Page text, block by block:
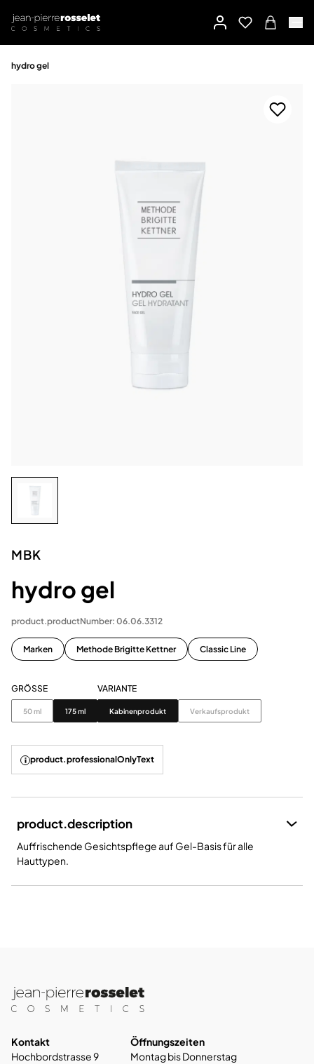
hydro gel
MBK
hydro gel
product.productNumber: 06.06.3312
Marken Methode Brigitte Kettner Classic Line
GRÖSSE
Grösse
50 ml 175 ml
VARIANTE
Variante
Kabinenprodukt Verkaufsprodukt
product.professionalOnlyText
product.description
Auffrischende Gesichtspflege auf Gel-Basis für alle
Hauttypen.
Kontakt
Hochbordstrasse 9
Öffnungszeiten
Montag bis Donnerstag